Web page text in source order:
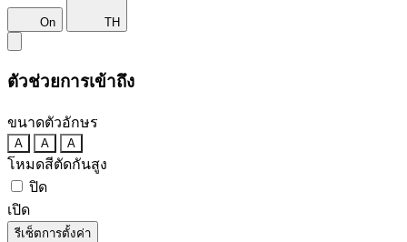
On TH
ตัวช่วยการเข้าถึง
ขนาดตัวอักษร
A A A
โหมดสีตัดกันสูง
ปิด
เปิด
รีเซ็ตการตั้งค่า